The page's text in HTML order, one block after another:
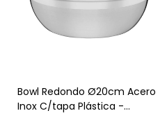
Bowl Redondo Ø20cm Acero
Inox C/tapa Plástica -